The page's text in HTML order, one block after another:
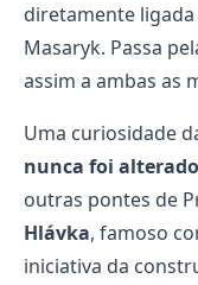
diretamente
Masaryk. Passa
assim a ambas as
Uma curiosidade
nunca foi alterado
outras pontes de
Hlávka, famoso
iniciativa da